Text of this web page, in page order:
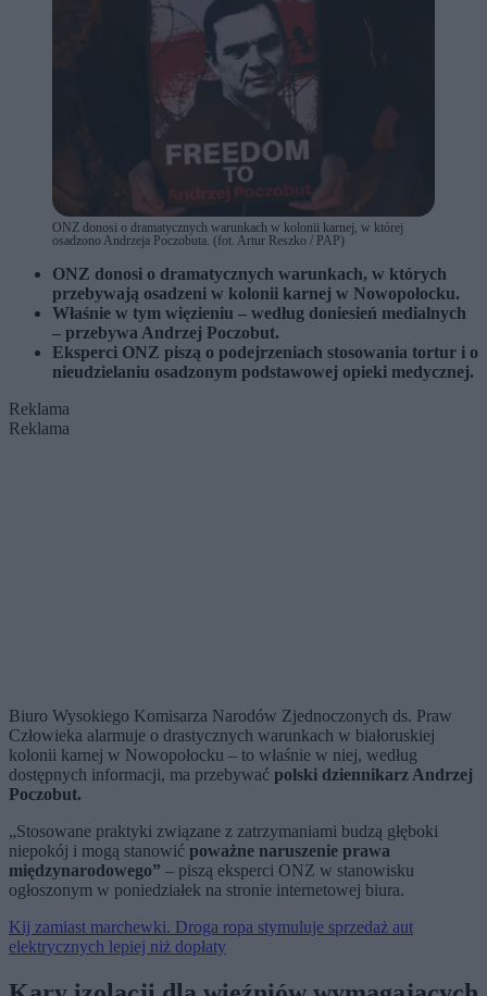
ONZ donosi o dramatycznych warunkach w kolonii karnej, w której
osadzono Andrzeja Poczobuta. (fot. Artur Reszko / PAP)
ONZ donosi o dramatycznych warunkach, w których
przebywają osadzeni w kolonii karnej w Nowopołocku.
Właśnie w tym więzieniu – według doniesień medialnych
– przebywa Andrzej Poczobut.
Eksperci ONZ piszą o podejrzeniach stosowania tortur i o
nieudzielaniu osadzonym podstawowej opieki medycznej.
Reklama
Reklama
Biuro Wysokiego Komisarza Narodów Zjednoczonych ds. Praw
Człowieka alarmuje o drastycznych warunkach w białoruskiej
kolonii karnej w Nowopołocku – to właśnie w niej, według
dostępnych informacji, ma przebywać polski dziennikarz Andrzej
Poczobut.
„Stosowane praktyki związane z zatrzymaniami budzą głęboki
niepokój i mogą stanowić poważne naruszenie prawa
międzynarodowego” – piszą eksperci ONZ w stanowisku
ogłoszonym w poniedziałek na stronie internetowej biura.
Kij zamiast marchewki. Droga ropa stymuluje sprzedaż aut
elektrycznych lepiej niż dopłaty